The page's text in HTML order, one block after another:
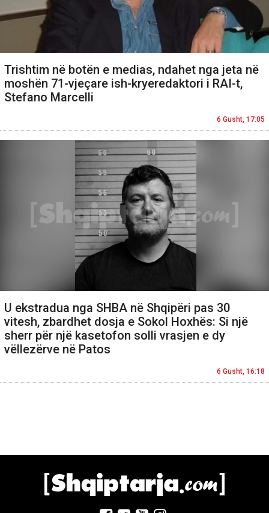
Trishtim në botën e medias, ndahet nga jeta në
moshën 71-vjeçare ish-kryeredaktori i RAI-t,
Stefano Marcelli
6 Gusht, 17:05
U ekstradua nga SHBA në Shqipëri pas 30
vitesh, zbardhet dosja e Sokol Hoxhës: Si një
sherr për një kasetofon solli vrasjen e dy
vëllezërve në Patos
6 Gusht, 16:18